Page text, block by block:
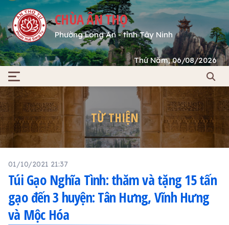
CHÙA ÂN THỌ
Phường Long An - tỉnh Tây Ninh
Thứ Năm, 06/08/2026
TỪ THIỆN
01/10/2021 21:37
Túi Gạo Nghĩa Tình: thăm và tặng 15 tấn
gạo đến 3 huyện: Tân Hưng, Vĩnh Hưng
và Mộc Hóa